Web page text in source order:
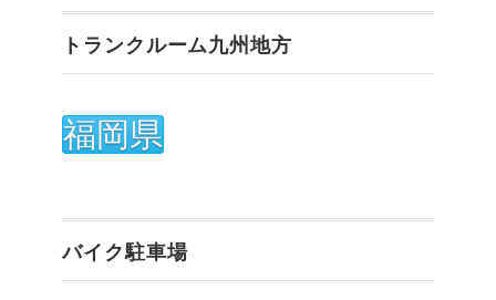
トランクルーム九州地方
福岡県
バイク駐車場